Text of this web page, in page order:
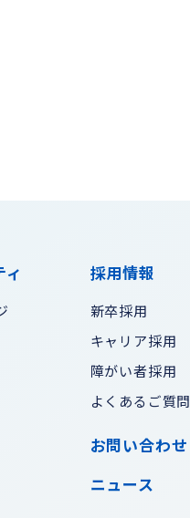
採用情報
新卒採用
キャリア採用
障がい者採用
よくあるご質問
お問い合わせ
ニュース